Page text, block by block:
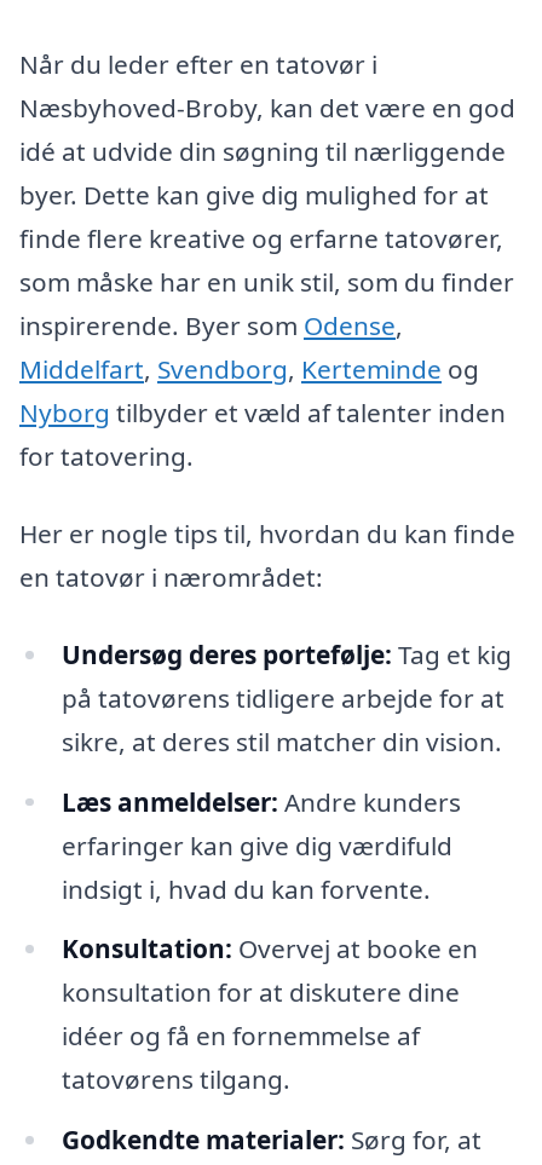
Når du leder efter en tatovør i
Næsbyhoved-Broby, kan det være en god
idé at udvide din søgning til nærliggende
byer. Dette kan give dig mulighed for at
finde flere kreative og erfarne tatovører,
som måske har en unik stil, som du finder
inspirerende. Byer som Odense,
Middelfart, Svendborg, Kerteminde og
Nyborg tilbyder et væld af talenter inden
for tatovering.
Her er nogle tips til, hvordan du kan finde
en tatovør i nærområdet:
Undersøg deres portefølje: Tag et kig
på tatovørens tidligere arbejde for at
sikre, at deres stil matcher din vision.
Læs anmeldelser: Andre kunders
erfaringer kan give dig værdifuld
indsigt i, hvad du kan forvente.
Konsultation: Overvej at booke en
konsultation for at diskutere dine
idéer og få en fornemmelse af
tatovørens tilgang.
Godkendte materialer: Sørg for, at